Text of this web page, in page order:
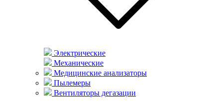
Электрические
Механические
Медицинские анализаторы
Пылемеры
Вентиляторы дегазации